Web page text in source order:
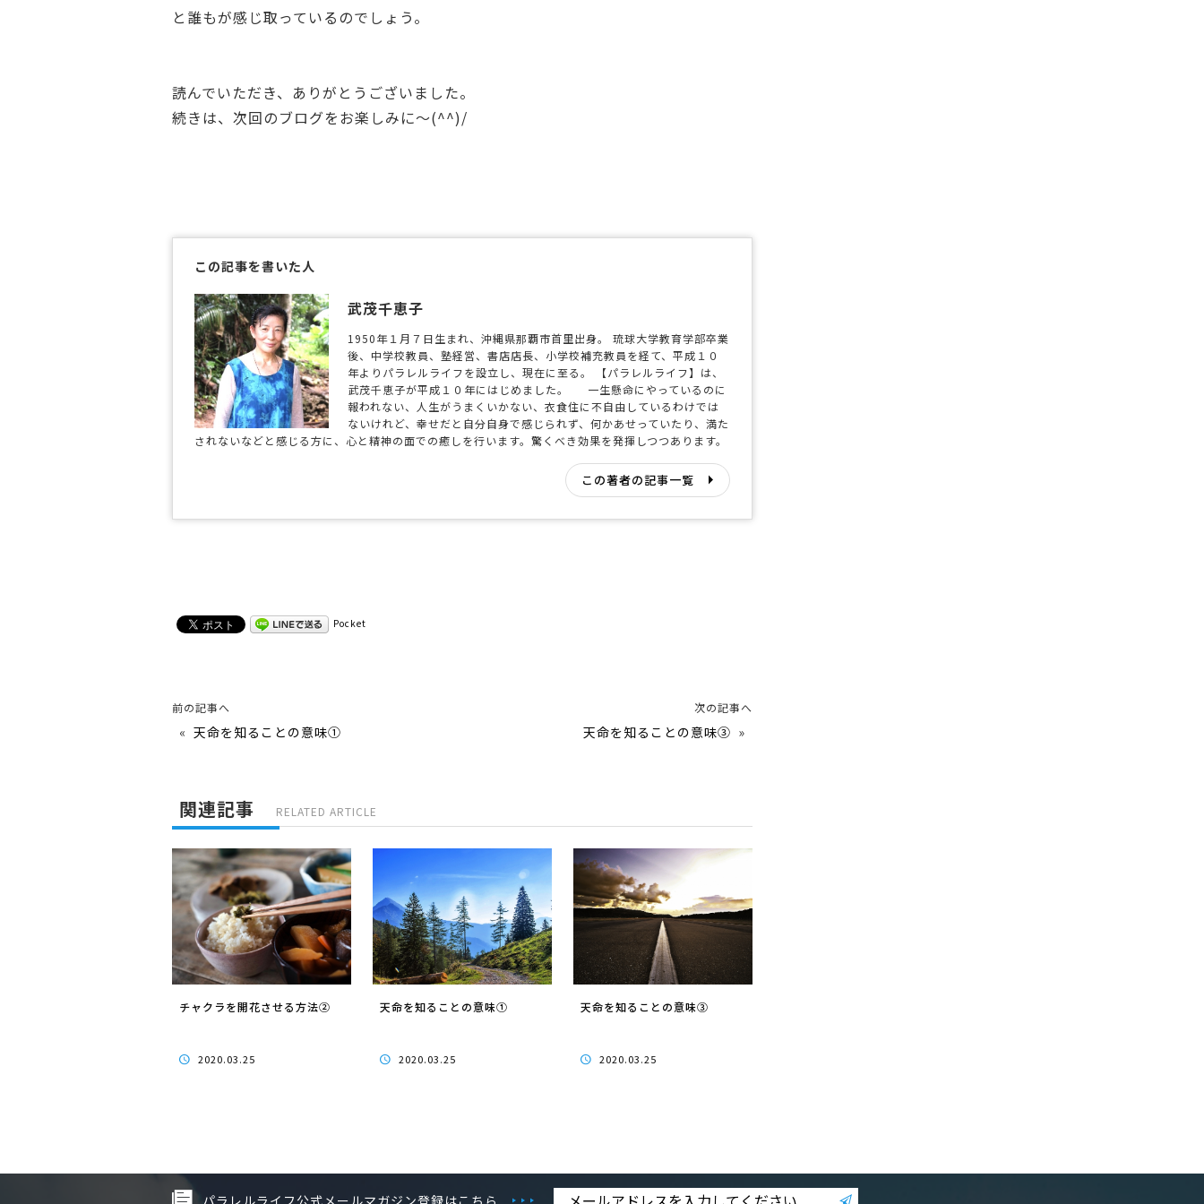
と誰もが感じ取っているのでしょう。
読んでいただき、ありがとうございました。
続きは、次回のブログをお楽しみに～(^^)/
この記事を書いた人
武茂千恵子
1950年１月７日生まれ、沖縄県那覇市首里出身。 琉球大学教育学部卒業
後、中学校教員、塾経営、書店店長、小学校補充教員を経て、平成１０
年よりパラレルライフを設立し、現在に至る。 【パラレルライフ】は、
武茂千恵子が平成１０年にはじめました。 一生懸命にやっているのに
報われない、人生がうまくいかない、衣食住に不自由しているわけでは
ないけれど、幸せだと自分自身で感じられず、何かあせっていたり、満た
されないなどと感じる方に、心と精神の面での癒しを行います。驚くべき効果を発揮しつつあります。
この著者の記事一覧
Pocket
前の記事へ
« 天命を知ることの意味①
次の記事へ
天命を知ることの意味③ »
関連記事 RELATED ARTICLE
チャクラを開花させる方法②
2020.03.25
天命を知ることの意味①
2020.03.25
天命を知ることの意味③
2020.03.25
パラレルライフ公式メールマガジン登録はこちら